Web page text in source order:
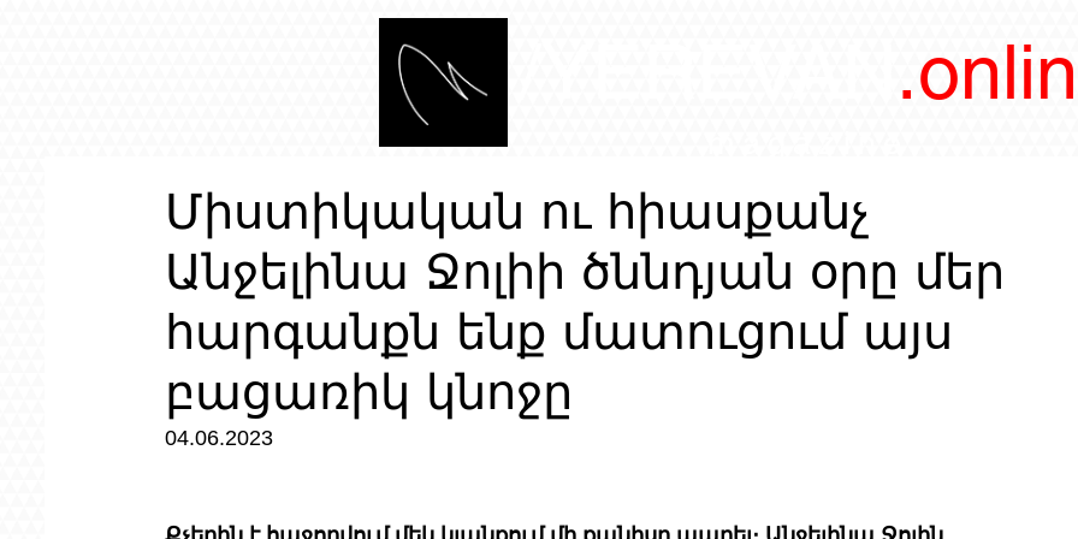
Միստիկական ու հիասքանչ
Անջելինա Ջոլիի ծննդյան օրը մեր
հարգանքն ենք մատուցում այս
բացառիկ կնոջը
04.06.2023